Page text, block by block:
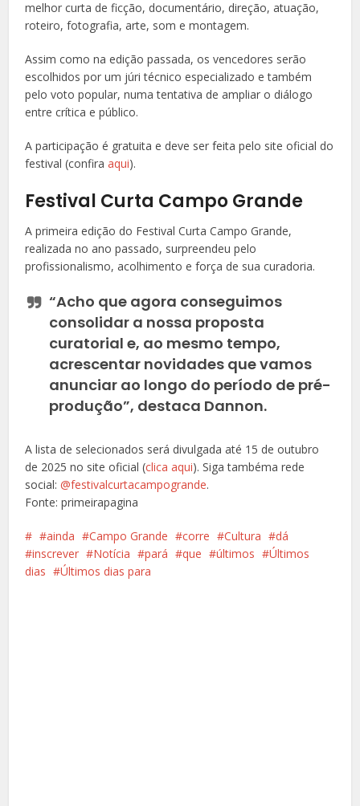
melhor curta de ficção, documentário, direção, atuação,
roteiro, fotografia, arte, som e montagem.
Assim como na edição passada, os vencedores serão
escolhidos por um júri técnico especializado e também
pelo voto popular, numa tentativa de ampliar o diálogo
entre crítica e público.
A participação é gratuita e deve ser feita pelo site oficial do
festival (confiraaqui).
Festival Curta Campo Grande
A primeira edição do Festival Curta Campo Grande,
realizada no ano passado, surpreendeu pelo
profissionalismo, acolhimento e força de sua curadoria.
“Acho que agora conseguimos
consolidar a nossa proposta
curatorial e, ao mesmo tempo,
acrescentar novidades que vamos
anunciar ao longo do período de pré-
produção”, destaca Dannon.
A lista de selecionados será divulgada até 15 de outubro
de 2025 no site oficial (clica aqui). Siga tambéma rede
social:@festivalcurtacampogrande.
Fonte: primeirapagina
ainda Campo Grande corre Cultura
dá
inscrever
Notícia pará que últimos
Últimos
dias
Últimos dias para